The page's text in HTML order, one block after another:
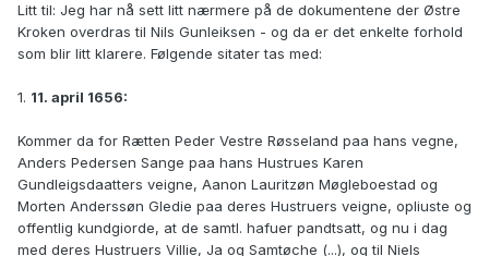
Litt til: Jeg har nå sett litt nærmere på de dokumentene der Østre
Kroken overdras til Nils Gunleiksen - og da er det enkelte forhold
som blir litt klarere. Følgende sitater tas med:
1. 11. april 1656:
Kommer da for Rætten Peder Vestre Røsseland paa hans vegne,
Anders Pedersen Sange paa hans Hustrues Karen
Gundleigsdaatters veigne, Aanon Lauritzøn Møgleboestad og
Morten Anderssøn Gledie paa deres Hustruers veigne, opliuste og
offentlig kundgiorde, at de samtl. hafuer pandtsatt, og nu i dag
med deres Hustruers Villie, Ja og Samtøche (...), og til Niels